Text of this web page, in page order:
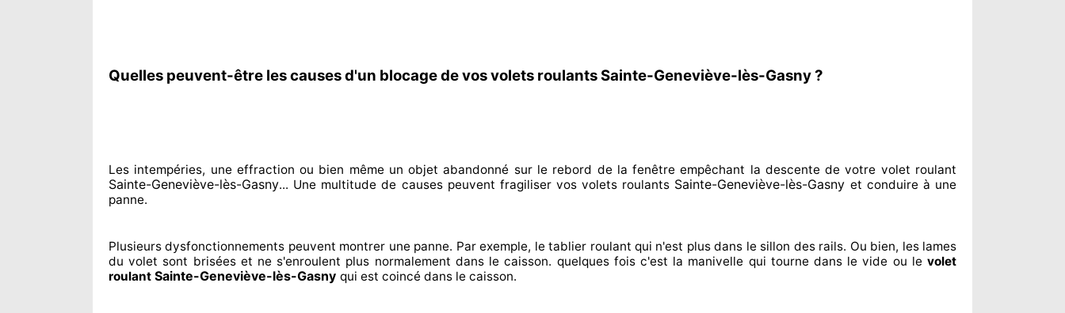
Quelles peuvent-être les causes d'un blocage de vos volets roulants Sainte-Geneviève-lès-Gasny ?
Les intempéries, une effraction ou bien même un objet abandonné sur le rebord de la fenêtre empêchant la descente de votre volet roulant
Sainte-Geneviève-lès-Gasny... Une multitude de causes peuvent fragiliservos volets roulants Sainte-Geneviève-lès-Gasny et conduire à une
panne.
Plusieurs dysfonctionnements peuvent montrer une panne. Par exemple, le tablier roulant qui n'est plus dans le sillon des rails. Ou bien, les lames
du volet sont briséeset ne s'enroulent plus normalement dans le caisson. quelques foisc'est la manivelle qui tourne dans le vide ou levolet
roulant Sainte-Geneviève-lès-Gasny qui est coincé dans le caisson.